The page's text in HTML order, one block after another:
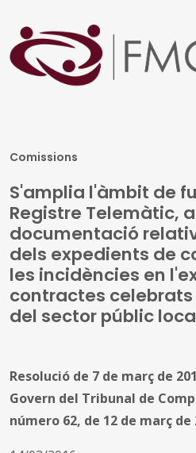
Comissions
S'amplia l'àmbit de
Registre Telemàtic,
documentació
dels expedients de
les incidències en
contractes
del sector públic
Resolució de 7 de març de
Govern del Tribunal de
número 62, de 12 de març de